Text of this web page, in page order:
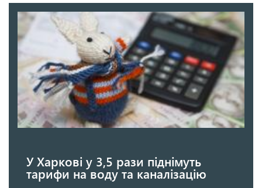
У Харкові у 3,5 рази піднімуть
тарифи на воду та каналізацію